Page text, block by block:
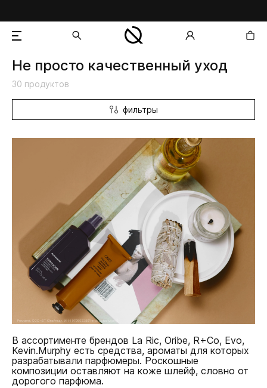
добавлен в корзину
Не просто качественный уход
30 продуктов
фильтры
В ассортименте брендов La Ric, Oribe, R+Co, Evo,
Kevin.Murphy есть средства, ароматы для которых
разрабатывали парфюмеры. Роскошные
композиции оставляют на коже шлейф, словно от
дорогого парфюма.